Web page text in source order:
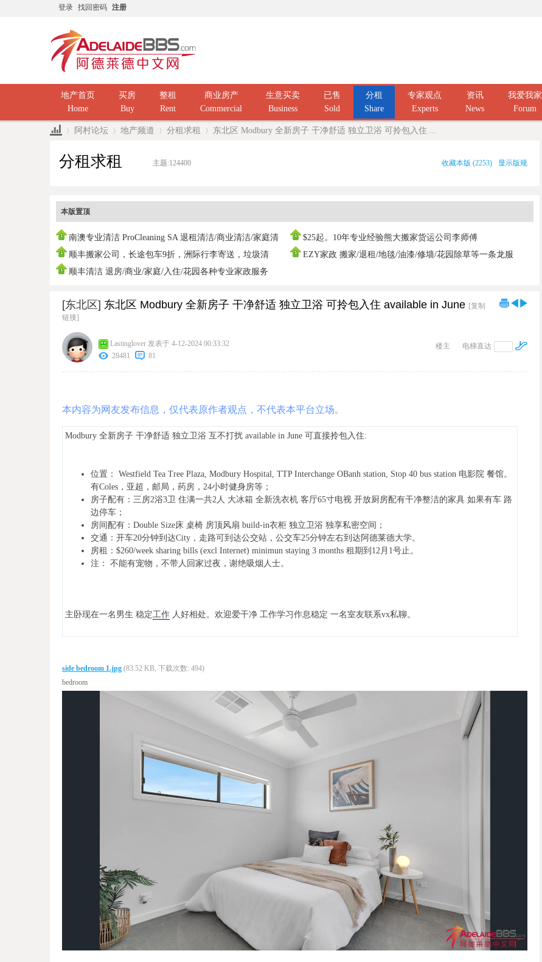
登录 找回密码 注册
地产首页
Home
买房
Buy
整租
Rent
商业房产
Commercial
生意买卖
Business
已售
Sold
分租
Share
专家观点
Experts
资讯
News
我爱我家
Forum
阿村论坛 地产频道 分租求租 东北区 Modbury 全新房子 干净舒适 独立卫浴 可拎包入住 ...
分租求租 主题:124400 显示版规
收藏本版 (2253)
本版置顶
南澳专业清洁 ProCleaning SA 退租清洁/商业清洁/家庭清
洁/ 民
$25起。10年专业经验熊大搬家货运公司李师傅
0437666808，寄存打
顺丰搬家公司，长途包车9折，洲际行李寄送，垃圾清
运，中国海运
EZY家政 搬家/退租/地毯/油漆/修墙/花园除草等一条龙服
顺丰清洁 退房/商业/家庭/入住/花园各种专业家政服务
[东北区] 东北区 Modbury 全新房子 干净舒适 独立卫浴 可拎包入住 available in June [复制
链接]
电梯直达
楼主
Lastinglover 发表于 4-12-2024 00:33:32
28481
81
本内容为网友发布信息，仅代表原作者观点，不代表本平台立场。
Modbury 全新房子 干净舒适 独立卫浴 互不打扰 available in June 可直接拎包入住:
位置： Westfield Tea Tree Plaza, Modbury Hospital, TTP Interchange OBanh station, Stop 40 bus station 电影院 餐馆。
有Coles，亚超，邮局，药房，24小时健身房等；
房子配有：三房2浴3卫 住满一共2人 大冰箱 全新洗衣机 客厅65寸电视 开放厨房配有干净整洁的家具 如果有车 路
边停车；
房间配有：Double Size床 桌椅 房顶风扇 build-in衣柜 独立卫浴 独享私密空间；
交通：开车20分钟到达City，走路可到达公交站，公交车25分钟左右到达阿德莱德大学。
房租：$260/week sharing bills (excl Internet) minimun staying 3 months 租期到12月1号止。
注： 不能有宠物，不带人回家过夜，谢绝吸烟人士。
主卧现在一名男生 稳定工作 人好相处。欢迎爱干净 工作学习作息稳定 一名室友联系vx私聊。
side bedroom 1.jpg (83.52 KB, 下载次数: 494)
bedroom